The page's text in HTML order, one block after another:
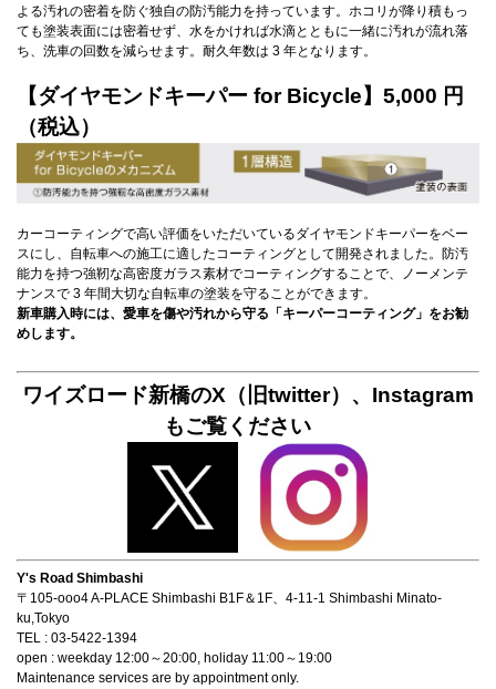
よる汚れの密着を防ぐ独自の防汚能力を持っています。ホコリが降り積もっ
ても塗装表面には密着せず、水をかければ水滴とともに一緒に汚れが流れ落
ち、洗車の回数を減らせます。耐久年数は 3 年となります。
【ダイヤモンドキーパー for Bicycle】5,000 円
（税込）
カーコーティングで高い評価をいただいているダイヤモンドキーパーをベー
スにし、自転車への施工に適したコーティングとして開発されました。防汚
能力を持つ強靭な高密度ガラス素材でコーティングすることで、ノーメンテ
ナンスで 3 年間大切な自転車の塗装を守ることができます。
新車購入時には、愛車を傷や汚れから守る「キーパーコーティング」をお勧
めします。
ワイズロード新橋のX（旧twitter）、Instagram
もご覧ください
Y's Road Shimbashi
〒105-ooo4 A-PLACE Shimbashi B1F＆1F、4-11-1 Shimbashi Minato-
ku,Tokyo
TEL : 03-5422-1394
open : weekday 12:00～20:00, holiday 11:00～19:00
Maintenance services are by appointment only.